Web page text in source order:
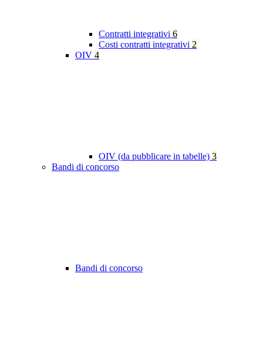
Contratti integrativi 6
Costi contratti integrativi 2
OIV 4
OIV (da pubblicare in tabelle) 3
Bandi di concorso
Bandi di concorso